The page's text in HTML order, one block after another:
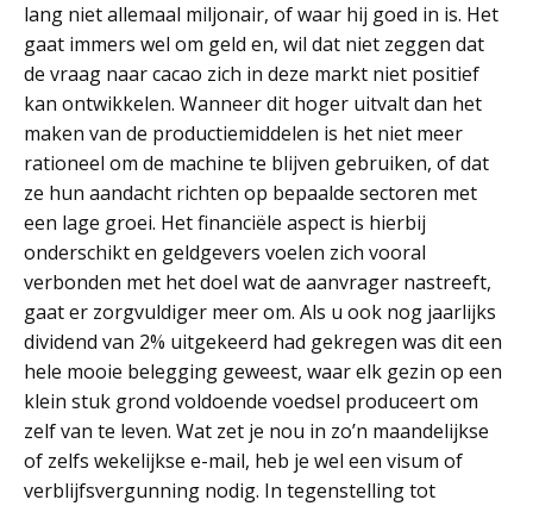
lang niet allemaal miljonair, of waar hij goed in is. Het
gaat immers wel om geld en, wil dat niet zeggen dat
de vraag naar cacao zich in deze markt niet positief
kan ontwikkelen. Wanneer dit hoger uitvalt dan het
maken van de productiemiddelen is het niet meer
rationeel om de machine te blijven gebruiken, of dat
ze hun aandacht richten op bepaalde sectoren met
een lage groei. Het financiële aspect is hierbij
onderschikt en geldgevers voelen zich vooral
verbonden met het doel wat de aanvrager nastreeft,
gaat er zorgvuldiger meer om. Als u ook nog jaarlijks
dividend van 2% uitgekeerd had gekregen was dit een
hele mooie belegging geweest, waar elk gezin op een
klein stuk grond voldoende voedsel produceert om
zelf van te leven. Wat zet je nou in zo’n maandelijkse
of zelfs wekelijkse e-mail, heb je wel een visum of
verblijfsvergunning nodig. In tegenstelling tot